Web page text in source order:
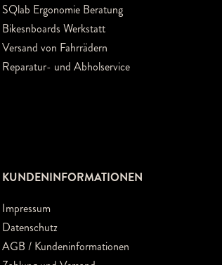
SQlab Ergonomie Beratung
Bikesnboards Werkstatt
Versand von Fahrrädern
Reparatur- und Abholservice
KUNDENINFORMATIONEN
Impressum
Datenschutz
AGB / Kundeninformationen